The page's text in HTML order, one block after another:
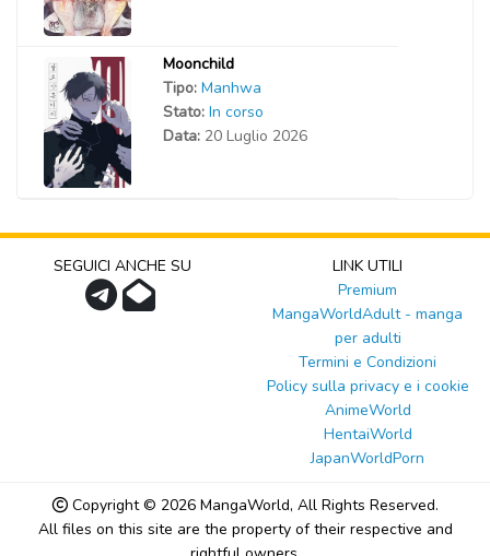
Moonchild
Tipo: Manhwa
Stato: In corso
Data: 20 Luglio 2026
SEGUICI ANCHE SU
LINK UTILI
Premium
MangaWorldAdult - manga
per adulti
Termini e Condizioni
Policy sulla privacy e i cookie
AnimeWorld
HentaiWorld
JapanWorldPorn
Copyright © 2026 MangaWorld, All Rights Reserved.
All files on this site are the property of their respective and